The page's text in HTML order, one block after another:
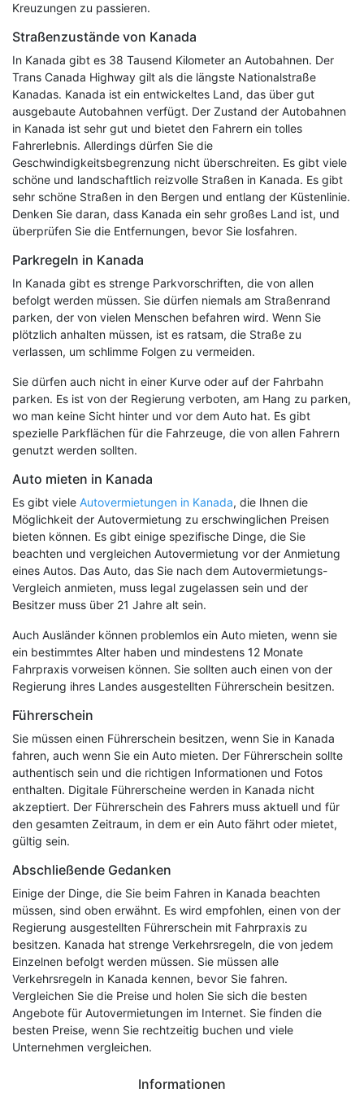
Kreuzungen zu passieren.
Straßenzustände von Kanada
In Kanada gibt es 38 Tausend Kilometer an Autobahnen. Der
Trans Canada Highway gilt als die längste Nationalstraße
Kanadas. Kanada ist ein entwickeltes Land, das über gut
ausgebaute Autobahnen verfügt. Der Zustand der Autobahnen
in Kanada ist sehr gut und bietet den Fahrern ein tolles
Fahrerlebnis. Allerdings dürfen Sie die
Geschwindigkeitsbegrenzung nicht überschreiten. Es gibt viele
schöne und landschaftlich reizvolle Straßen in Kanada. Es gibt
sehr schöne Straßen in den Bergen und entlang der Küstenlinie.
Denken Sie daran, dass Kanada ein sehr großes Land ist, und
überprüfen Sie die Entfernungen, bevor Sie losfahren.
Parkregeln in Kanada
In Kanada gibt es strenge Parkvorschriften, die von allen
befolgt werden müssen. Sie dürfen niemals am Straßenrand
parken, der von vielen Menschen befahren wird. Wenn Sie
plötzlich anhalten müssen, ist es ratsam, die Straße zu
verlassen, um schlimme Folgen zu vermeiden.
Sie dürfen auch nicht in einer Kurve oder auf der Fahrbahn
parken. Es ist von der Regierung verboten, am Hang zu parken,
wo man keine Sicht hinter und vor dem Auto hat. Es gibt
spezielle Parkflächen für die Fahrzeuge, die von allen Fahrern
genutzt werden sollten.
Auto mieten in Kanada
Es gibt viele Autovermietungen in Kanada, die Ihnen die
Möglichkeit der Autovermietung zu erschwinglichen Preisen
bieten können. Es gibt einige spezifische Dinge, die Sie
beachten und vergleichen Autovermietung vor der Anmietung
eines Autos. Das Auto, das Sie nach dem Autovermietungs-
Vergleich anmieten, muss legal zugelassen sein und der
Besitzer muss über 21 Jahre alt sein.
Auch Ausländer können problemlos ein Auto mieten, wenn sie
ein bestimmtes Alter haben und mindestens 12 Monate
Fahrpraxis vorweisen können. Sie sollten auch einen von der
Regierung ihres Landes ausgestellten Führerschein besitzen.
Führerschein
Sie müssen einen Führerschein besitzen, wenn Sie in Kanada
fahren, auch wenn Sie ein Auto mieten. Der Führerschein sollte
authentisch sein und die richtigen Informationen und Fotos
enthalten. Digitale Führerscheine werden in Kanada nicht
akzeptiert. Der Führerschein des Fahrers muss aktuell und für
den gesamten Zeitraum, in dem er ein Auto fährt oder mietet,
gültig sein.
Abschließende Gedanken
Einige der Dinge, die Sie beim Fahren in Kanada beachten
müssen, sind oben erwähnt. Es wird empfohlen, einen von der
Regierung ausgestellten Führerschein mit Fahrpraxis zu
besitzen. Kanada hat strenge Verkehrsregeln, die von jedem
Einzelnen befolgt werden müssen. Sie müssen alle
Verkehrsregeln in Kanada kennen, bevor Sie fahren.
Vergleichen Sie die Preise und holen Sie sich die besten
Angebote für Autovermietungen im Internet. Sie finden die
besten Preise, wenn Sie rechtzeitig buchen und viele
Unternehmen vergleichen.
Informationen